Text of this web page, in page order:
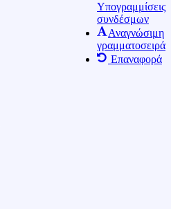
Υπογραμμίσεις
συνδέσμων
Αναγνώσιμη
γραμματοσειρά
Επαναφορά